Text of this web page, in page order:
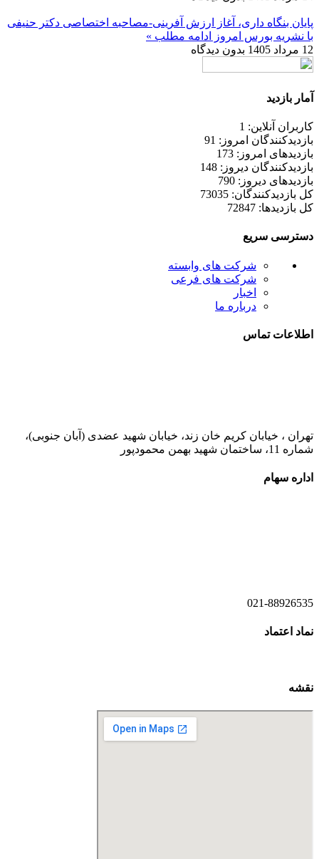
پایان بنگاه داری، آغاز ارزش آفرینی-مصاحبه اختصاصی دکتر حنیفی
با نشریه بورس امروز
ادامه مطلب »
12 مرداد 1405
بدون دیدگاه
آمار بازدید
کاربران آنلاین: 1
بازدیدکنندگان امروز: 91
بازدیدهای امروز: 173
بازدیدکنندگان دیروز: 148
بازدیدهای دیروز: 790
کل بازدیدکنند‌گان: 73035
کل بازدیدها: 72847
دسترسی سریع
شرکت های وابسته
شرکت های فرعی
اخبار
درباره ما
اطلاعات تماس
تهران ، خیابان کریم خان زند، خیابان شهید عضدی (آبان جنوبی)،
شماره 11، ساختمان شهید بهمن محمودپور
اداره سهام
021-88926535
نماد اعتماد
نقشه